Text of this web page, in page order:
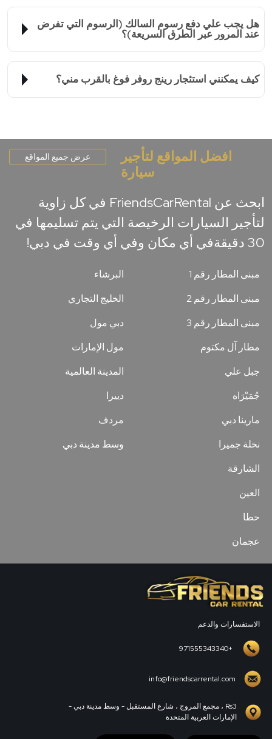
هل يجب علي دفع رسوم السالك (الرسوم التي تفرض
عند المرور عبر الطرق السريعة)؟
كيف يمكنني استئجار رينج روفر فوغ بالقرب مني؟
افضل المواقع لتأجير
سيارة
عرض جميع المواقع
ابحث عن FriendsCarRental في كل زاوية
لتأجير السيارات الرخيصة التي يتم تسليمها في
30 دقيقةفي أي مكان وفي أي وقت في دبي!
مبنى المطار رقم 1
مبنى المطار رقم 2
مبنى المطار رقم 3
مطار آل مكتوم
البرشاء
الخليج التجاري
دبي مول
مول الإمارات
جبل علي
جُمَيْرَاه
مارينا دبي
نخلة جميرا
المدينة العالمية
دييرا
مردف
وسط مدينة دبي
الشارقة
العين
حطا
عجمان
الاستفسارات والدعم
+971555343340
info@friendscarrental.com
Rs3 ، مجمع المروج ، شارع المستقبل - وسط مدينة دبي -
الإمارات العربية المتحدة